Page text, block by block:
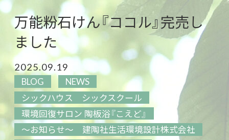
万能粉石けん『ココル』完売し
ました
2025.09.19
BLOG
NEWS
シックハウス シックスクール
環境回復サロン 陶板浴『こえど』
～お知らせ～ 建陶社生活環境設計株式会社